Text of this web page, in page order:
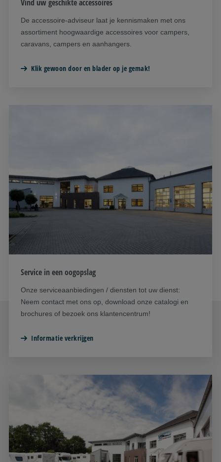
Vind uw geschikte accessoires
De accessoire-adviseur laat je kennismaken met ons
assortiment hoogwaardige accessoires voor campers,
caravans, campers en aanhangers.
Klik gewoon door en blader op je gemak!
Service in een oogopslag
Onze serviceaanbiedingen / diensten tot uw dienst:
Neem contact met ons op, download onze catalogi en
brochures of bezoek ons klantencentrum!
Informatie verkrijgen